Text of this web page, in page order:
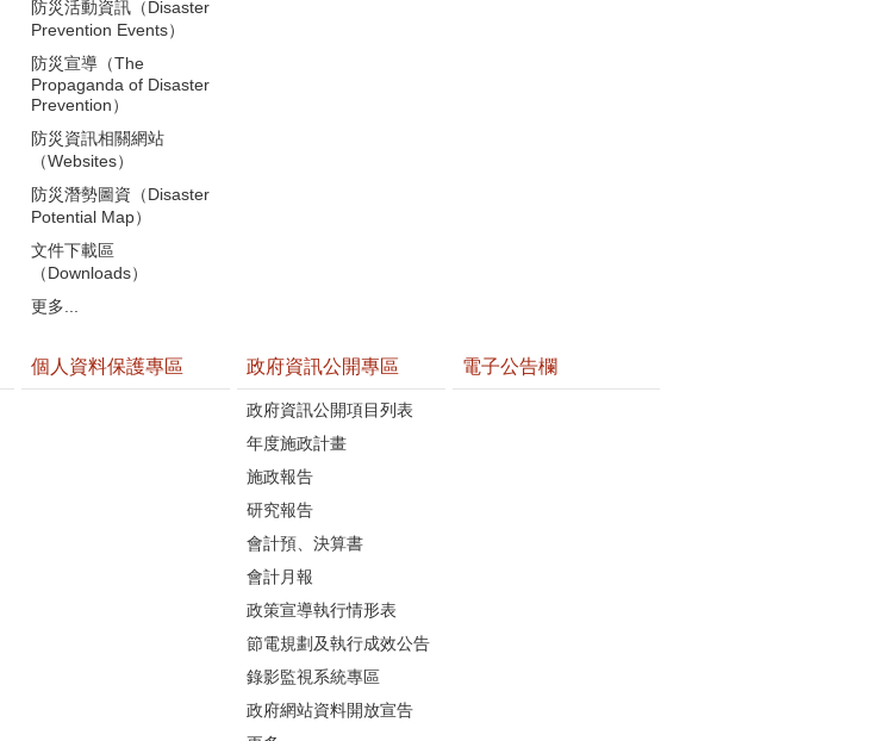
防災活動資訊（Disaster
Prevention Events）
防災宣導（The
Propaganda of Disaster
Prevention）
防災資訊相關網站
（Websites）
防災潛勢圖資（Disaster
Potential Map）
文件下載區
（Downloads）
更多...
個人資料保護專區 政府資訊公開專區
政府資訊公開項目列表
年度施政計畫
施政報告
研究報告
會計預、決算書
會計月報
政策宣導執行情形表
節電規劃及執行成效公告
錄影監視系統專區
政府網站資料開放宣告
電子公告欄